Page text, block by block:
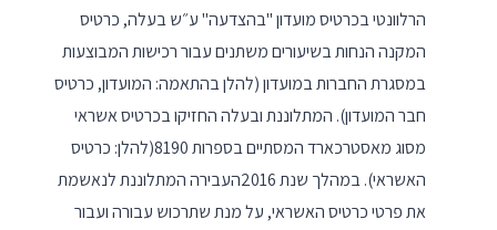
הרלוונטי בכרטיס מועדון "בהצדעה" ע״ש בעלה, כרטיס
המקנה הנחות בשיעורים משתנים עבור רכישות המבוצעות
במסגרת החברות במועדון (להלן בהתאמה: המועדון, כרטיס
חבר המועדון). המתלוננת ובעלה החזיקו בכרטיס אשראי
מסוג מאסטרכארד המסתיים בספרות 8190(להלן: כרטיס
האשראי). במהלך שנת 2016העבירה המתלוננת לנאשמת
את פרטי כרטיס האשראי, על מנת שתרכוש עבורה ועבור